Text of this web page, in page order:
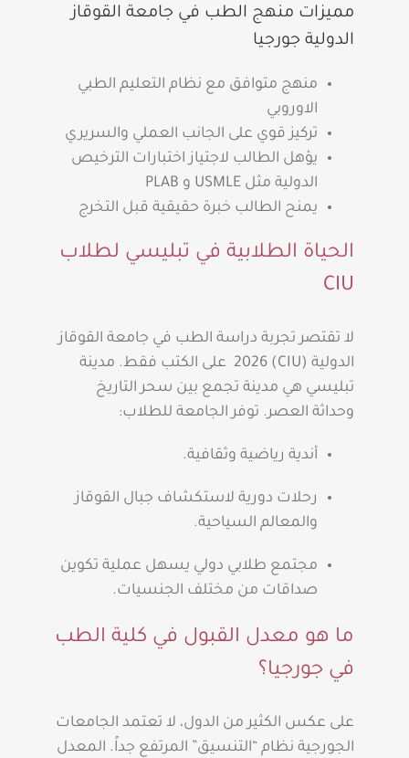
مميزات منهج الطب في جامعة القوقاز
الدولية جورجيا
منهج متوافق مع نظام التعليم الطبي
الاوروبي
تركيز قوي على الجانب العملي والسريري
يؤهل الطالب لاجتياز اختبارات الترخيص
الدولية مثل USMLE و PLAB
يمنح الطالب خبرة حقيقية قبل التخرج
الحياة الطلابية في تبليسي لطلاب
CIU
لا تقتصر تجربة دراسة الطب في جامعة القوقاز
الدولية (CIU) 2026 على الكتب فقط. مدينة
تبليسي هي مدينة تجمع بين سحر التاريخ
وحداثة العصر. توفر الجامعة للطلاب:
أندية رياضية وثقافية.
رحلات دورية لاستكشاف جبال القوقاز
والمعالم السياحية.
مجتمع طلابي دولي يسهل عملية تكوين
صداقات من مختلف الجنسيات.
ما هو معدل القبول في كلية الطب
في جورجيا؟
على عكس الكثير من الدول، لا تعتمد الجامعات
الجورجية نظام “التنسيق” المرتفع جداً. المعدل